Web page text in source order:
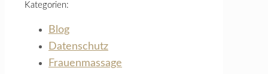
Kategorien:
Blog
Datenschutz
Frauenmassage